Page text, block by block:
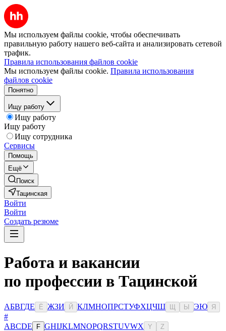
Мы используем файлы cookie, чтобы обеспечивать
правильную работу нашего веб-сайта и анализировать сетевой
трафик.
Правила использования файлов cookie
Мы используем файлы cookie. Правила использования
файлов cookie
Понятно
Ищу работу
Ищу работу
Ищу работу
Ищу сотрудника
Сервисы
Помощь
Ещё
Поиск
Тацинская
Войти
Войти
Создать резюме
Работа и вакансии
по профессии в Тацинской
АБВГДЕ Ё ЖЗИ Й КЛМНОПРСТУФХЦЧШ Ы ЭЮ Я
#
ABCDE F GHIJKLMNOPQRSTUVWX Y Z